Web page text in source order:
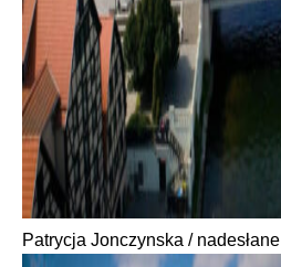
Patrycja Jonczynska / nadesłane